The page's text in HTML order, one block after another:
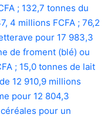
; 132,7 tonnes du
4 millions FCFA ; 76,2
pour 17 983,3
de froment (blé) ou
; 15,0 tonnes de lait
12 910,9 millions
pour 12 804,3
pour un